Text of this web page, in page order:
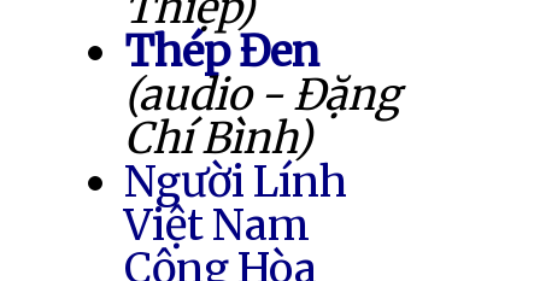
Thép Đen
(audio - Đặng
Chí Bình)
Người Lính
Việt Nam
Cộng Hòa